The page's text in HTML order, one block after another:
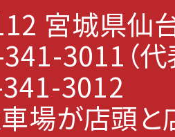
宮城県仙
3011（
3012
場が店頭と